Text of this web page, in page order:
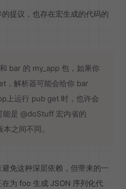
提议，也存在宏生成的代码的
bar 的 my_app 包，如果你
，解析器可能会给你 bar
上运行 pub get 时，也许会
是 @doStuff 宏内省的
之间不同。
免这种深层依赖，但带来的一
为 foo 生成 JSON 序列化代